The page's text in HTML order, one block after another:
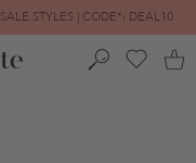
STYLES | CODE*: DEAL10